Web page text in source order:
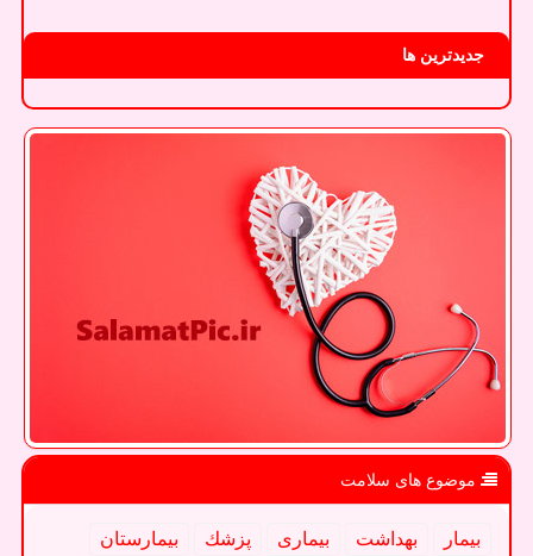
جدیدترین ها
موضوع های سلامت
بیمار بهداشت بیماری پزشك
بیمارستان